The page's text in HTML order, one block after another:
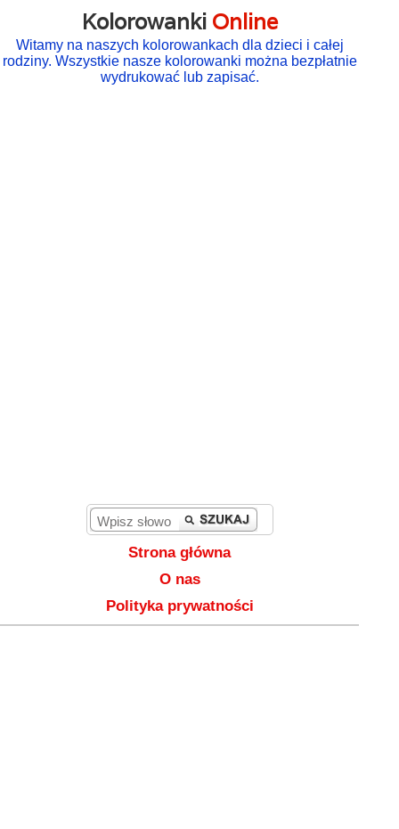
Kolorowanki Online
Witamy na naszych kolorowankach dla dzieci i całej
rodziny. Wszystkie nasze kolorowanki można bezpłatnie
wydrukować lub zapisać.
Strona główna
O nas
Polityka prywatności